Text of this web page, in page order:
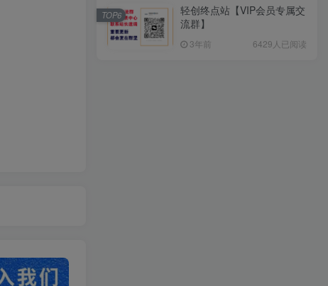
轻创终点站【VIP会员专属交
流群】
3年前 6429人已阅读
TOP6